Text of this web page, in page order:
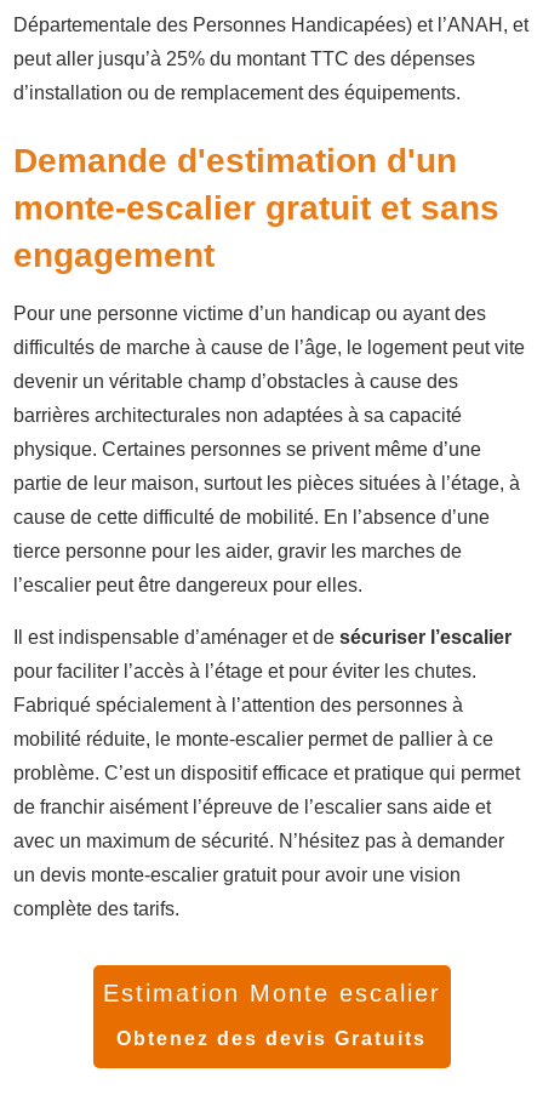
Départementale des Personnes Handicapées) et l’ANAH, et
peut aller jusqu’à 25% du montant TTC des dépenses
d’installation ou de remplacement des équipements.
Demande d'estimation d'un
monte-escalier gratuit et sans
engagement
Pour une personne victime d’un handicap ou ayant des
difficultés de marche à cause de l’âge, le logement peut vite
devenir un véritable champ d’obstacles à cause des
barrières architecturales non adaptées à sa capacité
physique. Certaines personnes se privent même d’une
partie de leur maison, surtout les pièces situées à l’étage, à
cause de cette difficulté de mobilité. En l’absence d’une
tierce personne pour les aider, gravir les marches de
l’escalier peut être dangereux pour elles.
Il est indispensable d’aménager et de sécuriser l’escalier
pour faciliter l’accès à l’étage et pour éviter les chutes.
Fabriqué spécialement à l’attention des personnes à
mobilité réduite, le monte-escalier permet de pallier à ce
problème. C’est un dispositif efficace et pratique qui permet
de franchir aisément l’épreuve de l’escalier sans aide et
avec un maximum de sécurité. N’hésitez pas à demander
un devis monte-escalier gratuit pour avoir une vision
complète des tarifs.
Estimation Monte escalier
Obtenez des devis Gratuits